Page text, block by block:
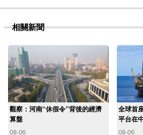
相關新聞
觀察：河南“休假令”背後的經濟
算盤
08-06
全球首
平台在
08-06